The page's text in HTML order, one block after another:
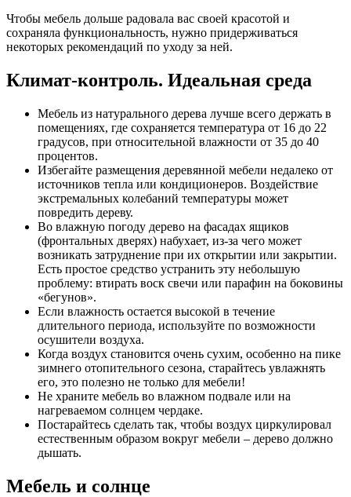
Чтобы мебель дольше радовала вас своей красотой и
сохраняла функциональность, нужно придерживаться
некоторых рекомендаций по уходу за ней.
Климат-контроль. Идеальная среда
Мебель из натурального дерева лучше всего держать в
помещениях, где сохраняется температура от 16 до 22
градусов, при относительной влажности от 35 до 40
процентов.
Избегайте размещения деревянной мебели недалеко от
источников тепла или кондиционеров. Воздействие
экстремальных колебаний температуры может
повредить дереву.
Во влажную погоду дерево на фасадах ящиков
(фронтальных дверях) набухает, из-за чего может
возникать затруднение при их открытии или закрытии.
Есть простое средство устранить эту небольшую
проблему: втирать воск свечи или парафин на боковины
«бегунов».
Если влажность остается высокой в течение
длительного периода, используйте по возможности
осушители воздуха.
Когда воздух становится очень сухим, особенно на пике
зимнего отопительного сезона, старайтесь увлажнять
его, это полезно не только для мебели!
Не храните мебель во влажном подвале или на
нагреваемом солнцем чердаке.
Постарайтесь сделать так, чтобы воздух циркулировал
естественным образом вокруг мебели – дерево должно
дышать.
Мебель и солнце